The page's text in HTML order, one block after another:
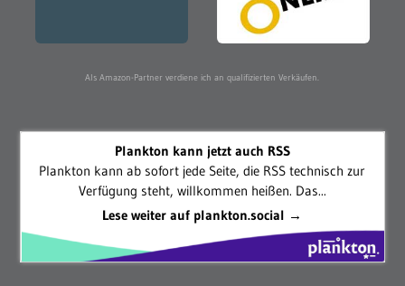
Als Amazon-Partner verdiene ich an qualifizierten Verkäufen.
Plankton kann jetzt auch RSS
Plankton kann ab sofort jede Seite, die RSS technisch zur
Verfügung steht, willkommen heißen. Das...
Lese weiter auf plankton.social →